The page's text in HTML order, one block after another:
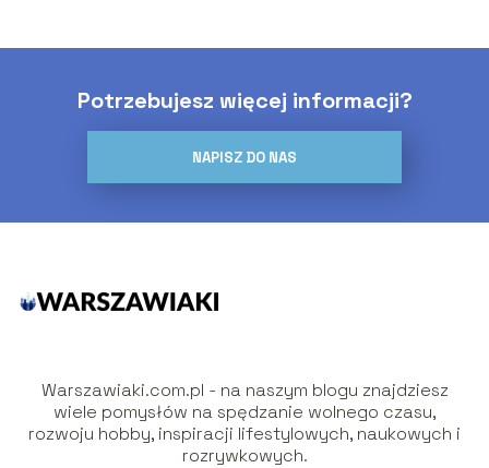
Potrzebujesz więcej informacji?
NAPISZ DO NAS
Warszawiaki.com.pl - na naszym blogu znajdziesz
wiele pomysłów na spędzanie wolnego czasu,
rozwoju hobby, inspiracji lifestylowych, naukowych i
rozrywkowych.